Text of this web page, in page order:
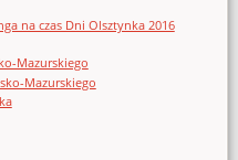
na czas Dni Olsztynka 2016
Mazurskiego
Mazurskiego